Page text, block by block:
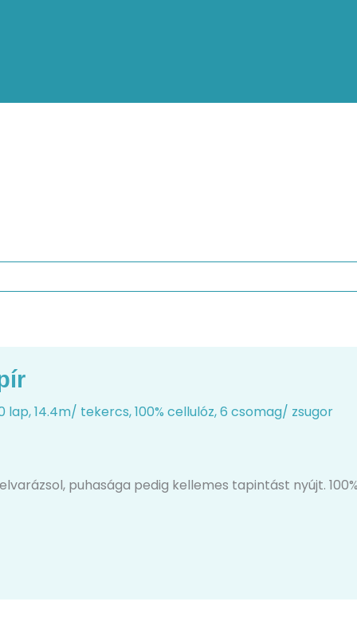
lap, 14.4m/ tekercs, 100% cellulóz, 6 csomag/ zsugor
puhasága pedig kellemes tapintást nyújt.